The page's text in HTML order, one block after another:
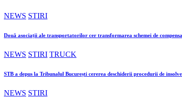
NEWS STIRI
Două asociații ale transportatorilor cer transformarea schemei de
NEWS STIRI TRUCK
STB a depus la Tribunalul București cererea deschiderii procedurii de
NEWS STIRI